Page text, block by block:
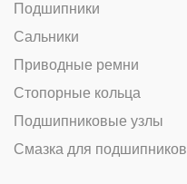
Подшипники
Сальники
Приводные ремни
Стопорные кольца
Подшипниковые узлы
Смазка для подшипников